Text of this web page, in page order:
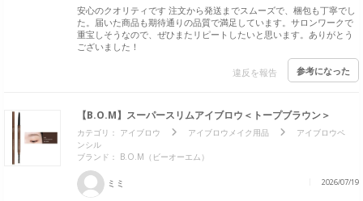
安心のクオリティです 注文から発送までスムーズで、梱包も丁寧でし
た。届いた商品も期待通りの品質で満足しています。サロンワークで
重宝しそうなので、ぜひまたリピートしたいと思います。ありがとう
ございました！
違反を報告 参考になった
【B.O.M】スーパースリムアイブロウ＜トープブラウン＞
カテゴリ： アイブロウ アイブロウメイク用品
アイブロウペ
ンシル
ブランド： B.O.M（ビーオーエム）
ミミ 2026/07/19